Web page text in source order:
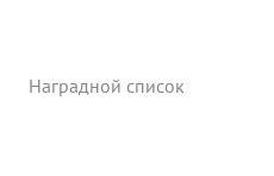
Наградной список